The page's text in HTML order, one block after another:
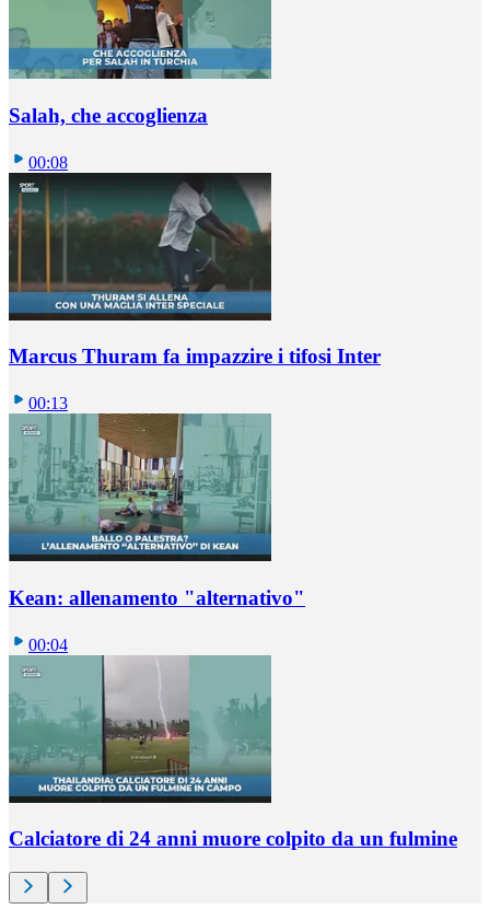
Salah, che accoglienza
00:08
Marcus Thuram fa impazzire i tifosi Inter
00:13
Kean: allenamento "alternativo"
00:04
Calciatore di 24 anni muore colpito da un fulmine